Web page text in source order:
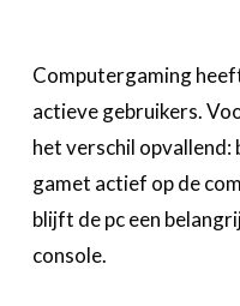
Computergaming
actieve gebruikers.
het verschil opvallend:
gamet actief op de
blijft de pc een
console.